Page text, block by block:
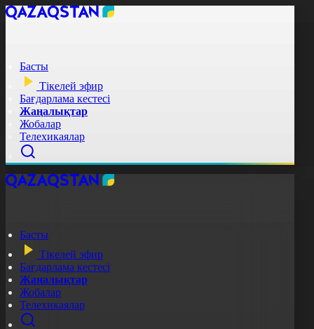
Басты
Тікелей эфир
Бағдарлама кестесі
Жаңалықтар
Жобалар
Телехикаялар
Басты
Тікелей эфир
Бағдарлама кестесі
Жаңалықтар
Жобалар
Телехикаялар